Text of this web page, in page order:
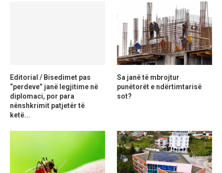
Editorial / Bisedimet pas
“perdeve” janë legjitime në
diplomaci, por para
nënshkrimit patjetër të
ketë...
Sa janë të mbrojtur
punëtorët e ndërtimtarisë
sot?